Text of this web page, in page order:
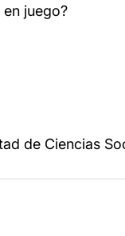
en juego?
de Ciencias